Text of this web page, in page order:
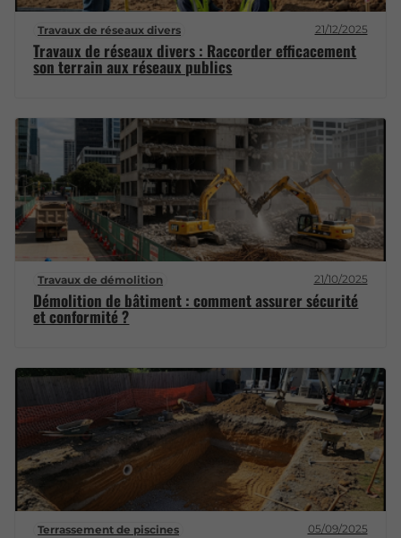
Travaux de réseaux divers 21/12/2025
Travaux de réseaux divers : Raccorder efficacement
son terrain aux réseaux publics
Travaux de démolition 21/10/2025
Démolition de bâtiment : comment assurer sécurité
et conformité ?
Terrassement de piscines 05/09/2025